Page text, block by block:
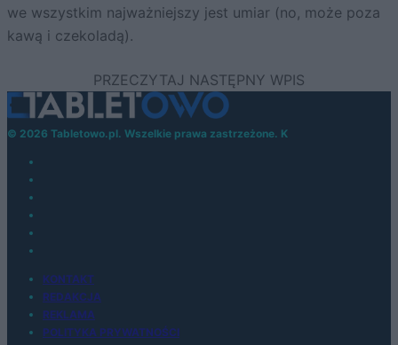
we wszystkim najważniejszy jest umiar (no, może poza
kawą i czekoladą).
© 2026 Tabletowo.pl. Wszelkie prawa zastrzeżone. K
KONTAKT
REDAKCJA
REKLAMA
POLITYKA PRYWATNOŚCI